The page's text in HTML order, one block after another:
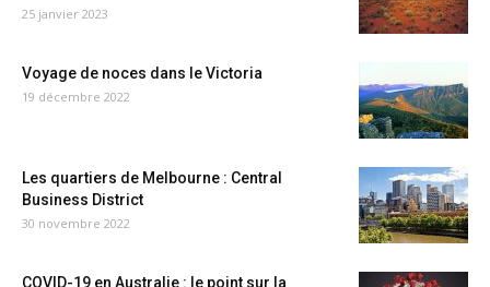
25 janvier 2023
Voyage de noces dans le Victoria
19 décembre 2022
Les quartiers de Melbourne : Central
Business District
30 novembre 2022
COVID-19 en Australie : le point sur la